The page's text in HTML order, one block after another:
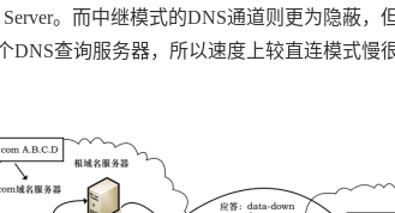
。而中继模式的DNS通道则更为隐蔽，
DNS查询服务器，所以速度上较直连模式慢